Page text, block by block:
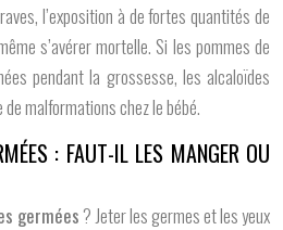
l’exposition à de fortes quantités de
s’avérer mortelle. Si les pommes de
pendant la grossesse, les alcaloïdes
malformations chez le bébé.
: FAUT-IL LES MANGER OU
germées ? Jeter les germes et les yeux